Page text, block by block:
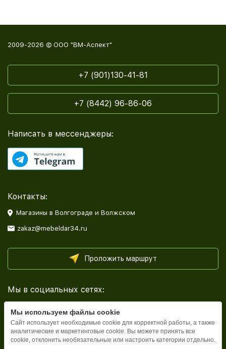
2009-2026 © ООО "ВМ-Аспект"
+7 (901)130-41-81
+7 (8442) 96-86-06
Написать в мессенджеры:
Контакты:
Магазины в Волгограде и Волжском
zakaz@mebeldar34.ru
Проложить маршрут
Мы в социальных сетях:
Каталог
Мы используем файлы cookie
Сайт использует необходимые cookie для корректной работы, а также
аналитические и маркетинговые cookie. Вы можете принять все
cookie, отклонить необязательные или настроить категории отдельно.